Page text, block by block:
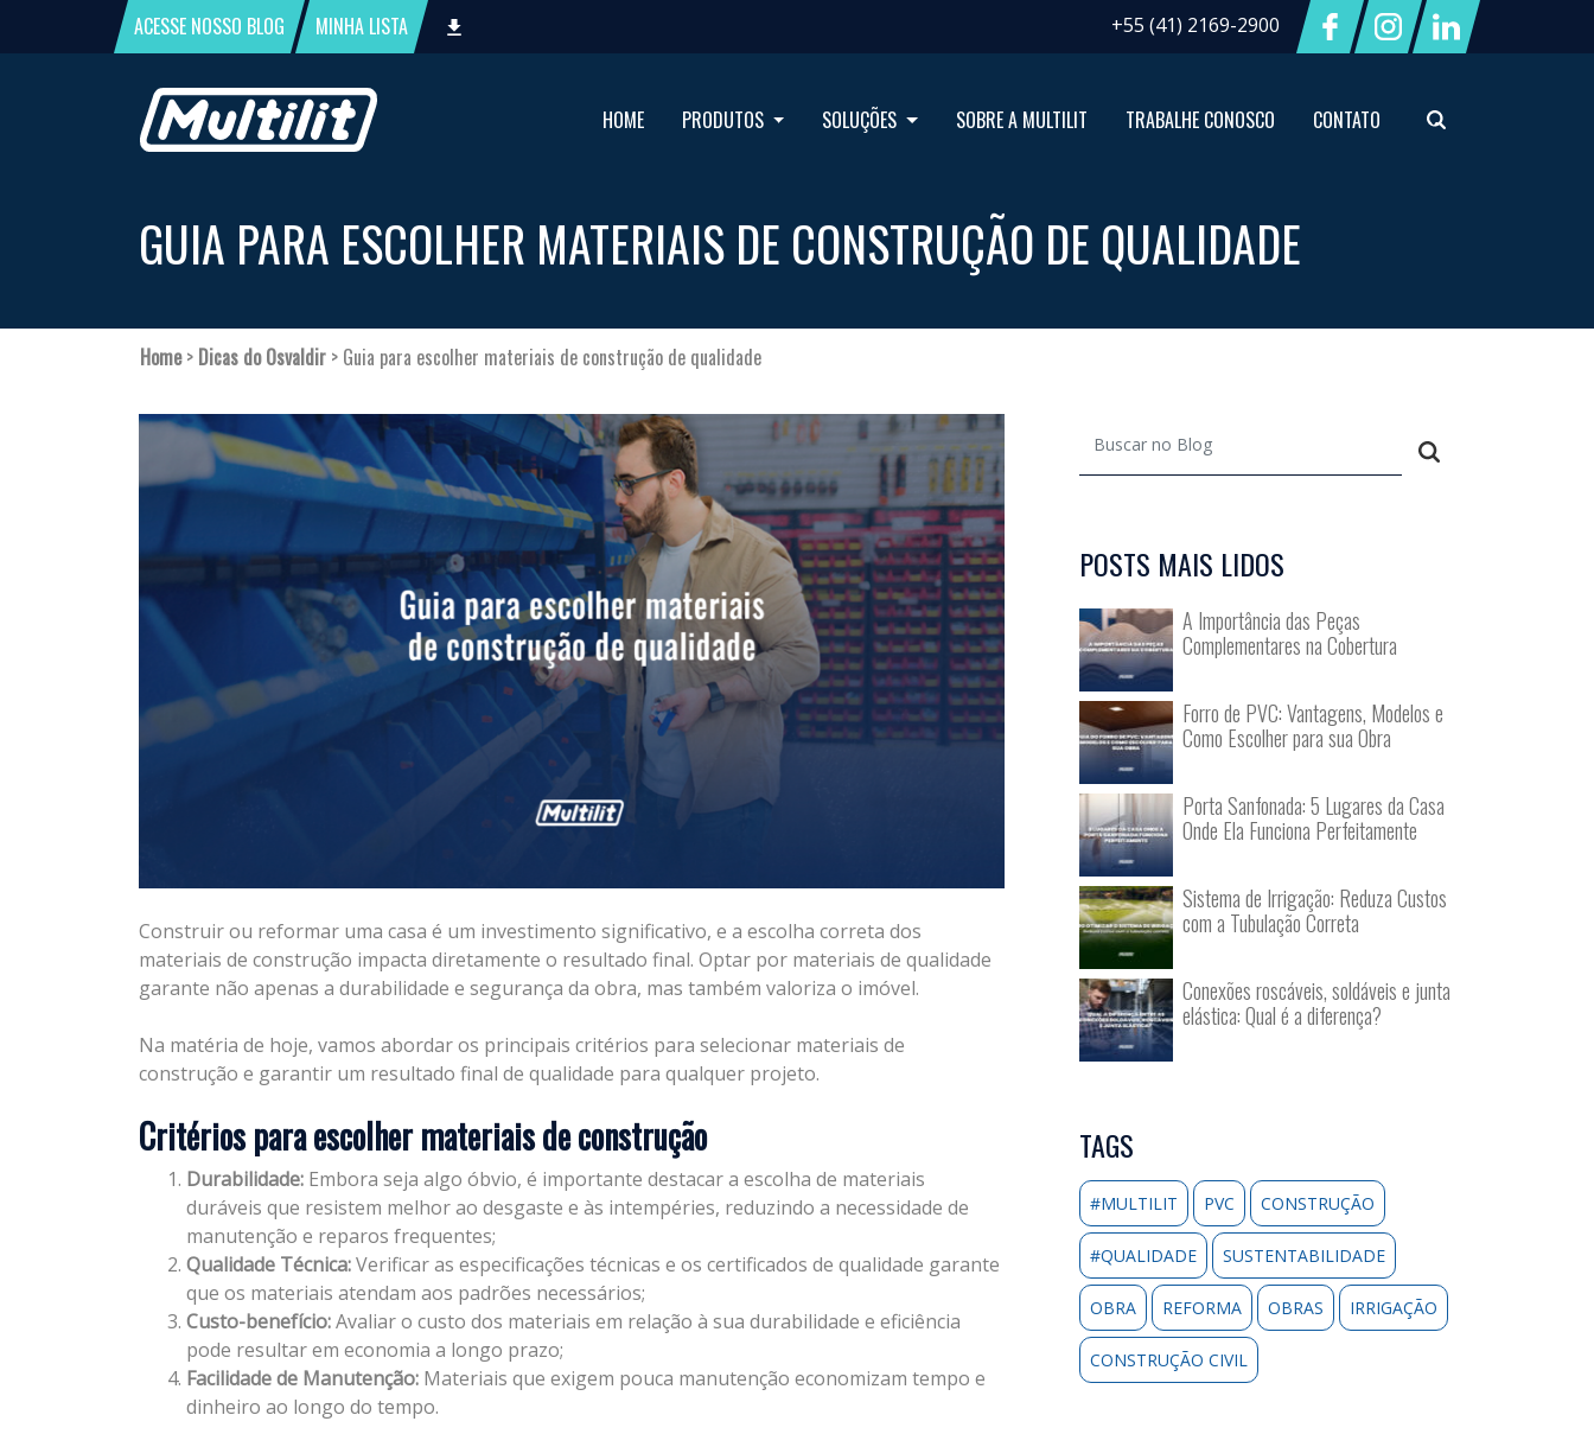
ACESSE NOSSO BLOG MINHA LISTA +55 (41) 2169-2900
HOME PRODUTOS SOLUÇÕES SOBRE A MULTILIT TRABALHE CONOSCO CONTATO
GUIA PARA ESCOLHER MATERIAIS DE CONSTRUÇÃO DE QUALIDADE
Home> Dicas do Osvaldir > Guia para escolher materiais de construção de qualidade
Construir ou reformar uma casa é um investimento significativo, e a escolha correta dos
materiais de construção impacta diretamente o resultado final. Optar por materiais de qualidade
garante não apenas a durabilidade e segurança da obra, mas também valoriza o imóvel.
Na matéria de hoje, vamos abordar os principais critérios para selecionar materiais de
construção e garantir um resultado final de qualidade para qualquer projeto.
Critérios para escolher materiais de construção
Durabilidade: Embora seja algo óbvio, é importante destacar a escolha de materiais
duráveis que resistem melhor ao desgaste e às intempéries, reduzindo a necessidade de
manutenção e reparos frequentes;
Qualidade Técnica:Verificar as especificações técnicas e os certificados de qualidade garante
que os materiais atendam aos padrões necessários;
Custo-benefício:Avaliar o custo dos materiais em relação à sua durabilidade e eficiência
pode resultar em economia a longo prazo;
Facilidade de Manutenção: Materiais que exigem pouca manutenção economizam tempo e
dinheiro ao longo do tempo.
POSTS MAIS LIDOS
A Importância das Peças
Complementares na Cobertura
Forro de PVC: Vantagens, Modelos e
Como Escolher para sua Obra
Porta Sanfonada: 5 Lugares da Casa
Onde Ela Funciona Perfeitamente
Sistema de Irrigação: Reduza Custos
com a Tubulação Correta
Conexões roscáveis, soldáveis e junta
elástica: Qual é a diferença?
TAGS
#MULTILIT PVC CONSTRUÇÃO
#QUALIDADE SUSTENTABILIDADE
OBRA REFORMA OBRAS IRRIGAÇÃO
CONSTRUÇÃO CIVIL